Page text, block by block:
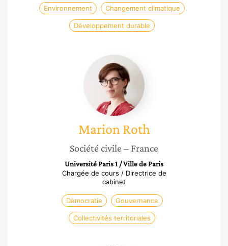
Environnement Changement climatique
Développement durable
Marion
Roth
Marion Roth
Société civile – France
Université Paris 1 / Ville de Paris
Chargée de cours / Directrice de
cabinet
Démocratie Gouvernance
Collectivités territoriales